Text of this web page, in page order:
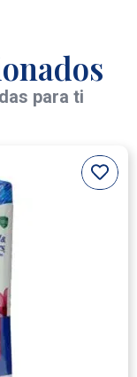
para ti